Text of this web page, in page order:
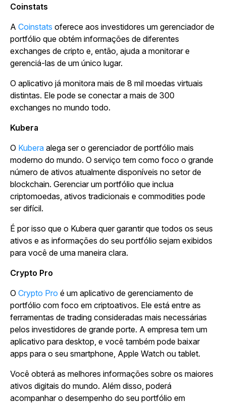
Coinstats
A Coinstats oferece aos investidores um gerenciador de
portfólio que obtém informações de diferentes
exchanges de cripto e, então, ajuda a monitorar e
gerenciá-las de um único lugar.
O aplicativo já monitora mais de 8 mil moedas virtuais
distintas. Ele pode se conectar a mais de 300
exchanges no mundo todo.
Kubera
O Kubera alega ser o gerenciador de portfólio mais
moderno do mundo. O serviço tem como foco o grande
número de ativos atualmente disponíveis no setor de
blockchain. Gerenciar um portfólio que inclua
criptomoedas, ativos tradicionais e commodities pode
ser difícil.
É por isso que o Kubera quer garantir que todos os seus
ativos e as informações do seu portfólio sejam exibidos
para você de uma maneira clara.
Crypto Pro
O Crypto Pro é um aplicativo de gerenciamento de
portfólio com foco em criptoativos. Ele está entre as
ferramentas de trading consideradas mais necessárias
pelos investidores de grande porte. A empresa tem um
aplicativo para desktop, e você também pode baixar
apps para o seu smartphone, Apple Watch ou tablet.
Você obterá as melhores informações sobre os maiores
ativos digitais do mundo. Além disso, poderá
acompanhar o desempenho do seu portfólio em